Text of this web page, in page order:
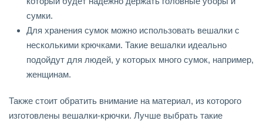
сумки.
Для хранения сумок можно использовать вешалки с
несколькими крючками. Такие вешалки идеально
подойдут для людей, у которых много сумок, например,
женщинам.
Также стоит обратить внимание на материал, из которого
изготовлены вешалки-крючки. Лучше выбрать такие